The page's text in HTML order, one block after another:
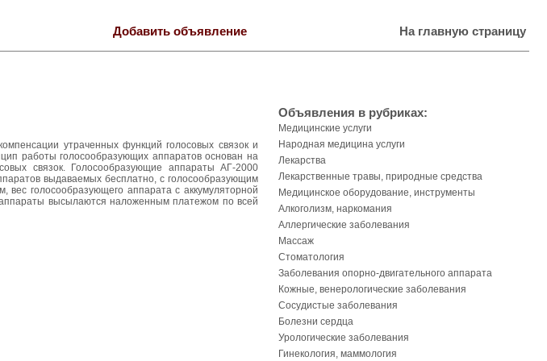
Добавить объявление На главную страницу
утраченных функций голосовых связок и
работы голосообразующих аппаратов основан на
связок. Голосообразующие аппараты АГ-2000
выдаваемых бесплатно, с голосообразующим
голосообразующего аппарата с аккумуляторной
высылаются наложенным платежом по всей
Объявления в рубриках:
Медицинские услуги
Народная медицина услуги
Лекарства
Лекарственные травы, природные средства
Медицинское оборудование, инструменты
Алкоголизм, наркомания
Аллергические заболевания
Массаж
Стоматология
Заболевания опорно-двигательного аппарата
Кожные, венерологические заболевания
Сосудистые заболевания
Болезни сердца
Урологические заболевания
Гинекология, маммология